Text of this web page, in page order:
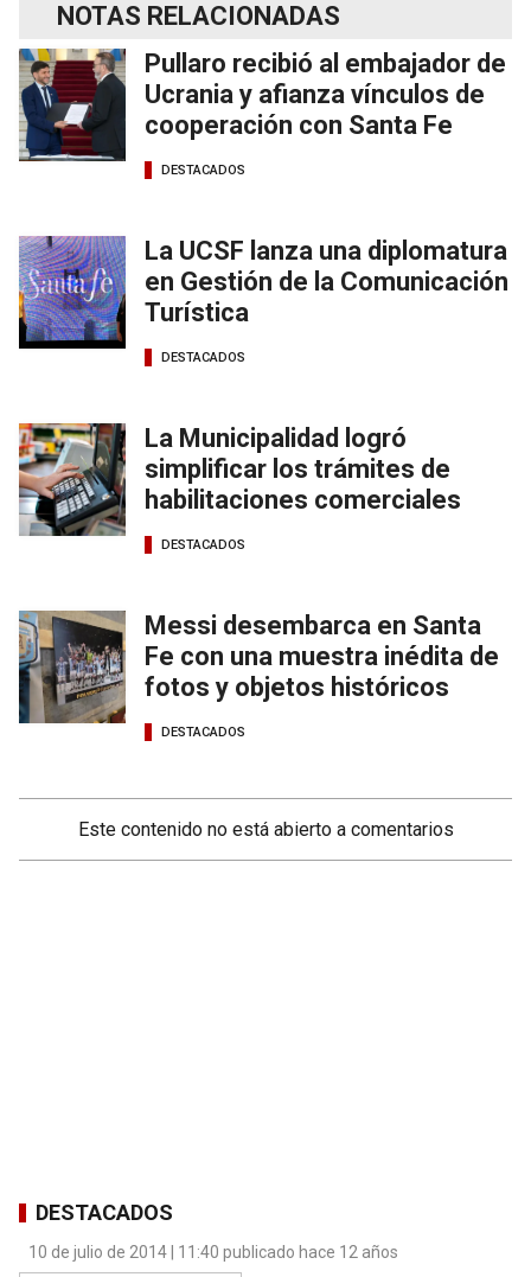
NOTAS RELACIONADAS
Pullaro recibió al embajador de
Ucrania y afianza vínculos de
cooperación con Santa Fe
DESTACADOS
La UCSF lanza una diplomatura
en Gestión de la Comunicación
Turística
DESTACADOS
La Municipalidad logró
simplificar los trámites de
habilitaciones comerciales
DESTACADOS
Messi desembarca en Santa
Fe con una muestra inédita de
fotos y objetos históricos
DESTACADOS
Este contenido no está abierto a comentarios
DESTACADOS
10 de julio de 2014 | 11:40 publicado hace 12 años